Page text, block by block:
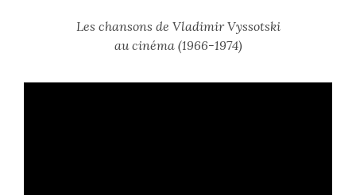
Les chansons de Vladimir Vyssotski
au cinéma (1966-1974)